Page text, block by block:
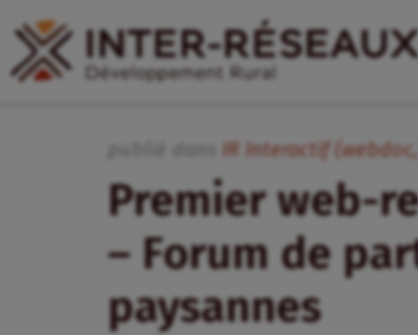
IR Interactif
Premier web-
– Forum de
paysannes